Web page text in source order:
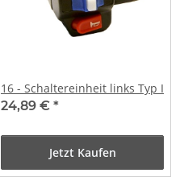
16 - Schaltereinheit links Typ I
24,89 € *
Jetzt Kaufen